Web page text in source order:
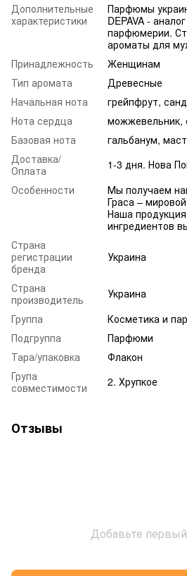
Дополнительные
характеристики
Парфюмы
DEPAVA -
парфюмерии.
ароматы для
Принадлежность
Женщинам
Тип аромата
Древесные
Начальная нота
грейпфрут,
Нота сердца
можжевельник,
Базовая нота
гальбанум,
Доставка/
Оплата
1-3 дня. Нова
Особенности
Мы получаем
Граса –
Наша
ингредиентов
Страна
регистрации
бренда
Украина
Страна
производитель
Украина
Группа
Косметика и
Подгруппа
Парфюми
Тара/упаковка
Флакон
Група
совместимости
2. Хрупкое
Отзывы
Добавьте